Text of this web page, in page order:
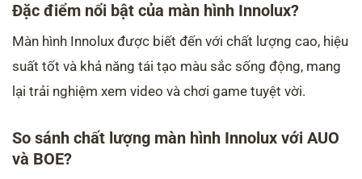
Đặc điểm nổi bật của màn hình Innolux?
Màn hình Innolux được biết đến với chất lượng cao, hiệu
suất tốt và khả năng tái tạo màu sắc sống động, mang
lại trải nghiệm xem video và chơi game tuyệt vời.
So sánh chất lượng màn hình Innolux với AUO
và BOE?